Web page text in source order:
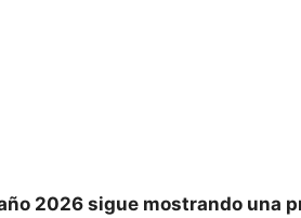
2026 sigue mostrando una